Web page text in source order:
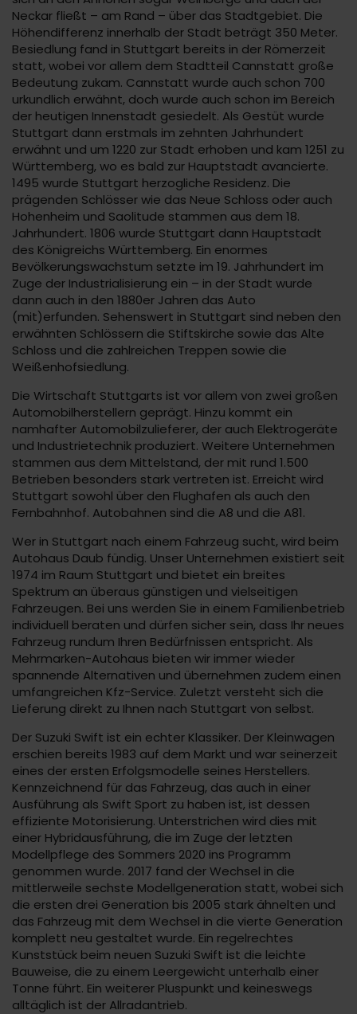
Neckar fließt – am Rand – über das Stadtgebiet. Die
Höhendifferenz innerhalb der Stadt beträgt 350 Meter.
Besiedlung fand in Stuttgart bereits in der Römerzeit
statt, wobei vor allem dem Stadtteil Cannstatt große
Bedeutung zukam. Cannstatt wurde auch schon 700
urkundlich erwähnt, doch wurde auch schon im Bereich
der heutigen Innenstadt gesiedelt. Als Gestüt wurde
Stuttgart dann erstmals im zehnten Jahrhundert
erwähnt und um 1220 zur Stadt erhoben und kam 1251 zu
Württemberg, wo es bald zur Hauptstadt avancierte.
1495 wurde Stuttgart herzogliche Residenz. Die
prägenden Schlösser wie das Neue Schloss oder auch
Hohenheim und Saolitude stammen aus dem 18.
Jahrhundert. 1806 wurde Stuttgart dann Hauptstadt
des Königreichs Württemberg. Ein enormes
Bevölkerungswachstum setzte im 19. Jahrhundert im
Zuge der Industrialisierung ein – in der Stadt wurde
dann auch in den 1880er Jahren das Auto
(mit)erfunden. Sehenswert in Stuttgart sind neben den
erwähnten Schlössern die Stiftskirche sowie das Alte
Schloss und die zahlreichen Treppen sowie die
Weißenhofsiedlung.
Die Wirtschaft Stuttgarts ist vor allem von zwei großen
Automobilherstellern geprägt. Hinzu kommt ein
namhafter Automobilzulieferer, der auch Elektrogeräte
und Industrietechnik produziert. Weitere Unternehmen
stammen aus dem Mittelstand, der mit rund 1.500
Betrieben besonders stark vertreten ist. Erreicht wird
Stuttgart sowohl über den Flughafen als auch den
Fernbahnhof. Autobahnen sind die A8 und die A81.
Wer in Stuttgart nach einem Fahrzeug sucht, wird beim
Autohaus Daub fündig. Unser Unternehmen existiert seit
1974 im Raum Stuttgart und bietet ein breites
Spektrum an überaus günstigen und vielseitigen
Fahrzeugen. Bei uns werden Sie in einem Familienbetrieb
individuell beraten und dürfen sicher sein, dass Ihr neues
Fahrzeug rundum Ihren Bedürfnissen entspricht. Als
Mehrmarken-Autohaus bieten wir immer wieder
spannende Alternativen und übernehmen zudem einen
umfangreichen Kfz-Service. Zuletzt versteht sich die
Lieferung direkt zu Ihnen nach Stuttgart von selbst.
Der Suzuki Swift ist ein echter Klassiker. Der Kleinwagen
erschien bereits 1983 auf dem Markt und war seinerzeit
eines der ersten Erfolgsmodelle seines Herstellers.
Kennzeichnend für das Fahrzeug, das auch in einer
Ausführung als Swift Sport zu haben ist, ist dessen
effiziente Motorisierung. Unterstrichen wird dies mit
einer Hybridausführung, die im Zuge der letzten
Modellpflege des Sommers 2020 ins Programm
genommen wurde. 2017 fand der Wechsel in die
mittlerweile sechste Modellgeneration statt, wobei sich
die ersten drei Generation bis 2005 stark ähnelten und
das Fahrzeug mit dem Wechsel in die vierte Generation
komplett neu gestaltet wurde. Ein regelrechtes
Kunststück beim neuen Suzuki Swift ist die leichte
Bauweise, die zu einem Leergewicht unterhalb einer
Tonne führt. Ein weiterer Pluspunkt und keineswegs
alltäglich ist der Allradantrieb.